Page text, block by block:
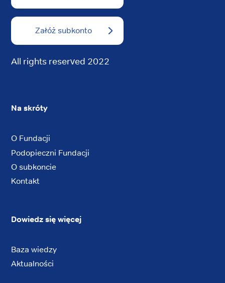
Załóż subkonto
All rights reserved 2022
Na skróty
O Fundacji
Podopieczni Fundacji
O subkoncie
Kontakt
Dowiedz się więcej
Baza wiedzy
Aktualności